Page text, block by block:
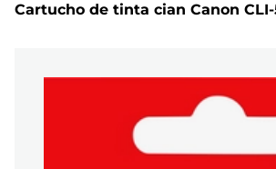
Cartucho de tinta cian Canon CLI-